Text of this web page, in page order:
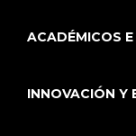
ACADÉMICOS
INNOVACIÓN Y